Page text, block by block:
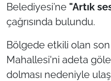
Belediyesi’ne "Artık
çağrısında bulundu.
Bölgede etkili olan son
Mahallesi'ni adeta
dolması nedeniyle
TÜRKİYE
Bölge
Güvenlik